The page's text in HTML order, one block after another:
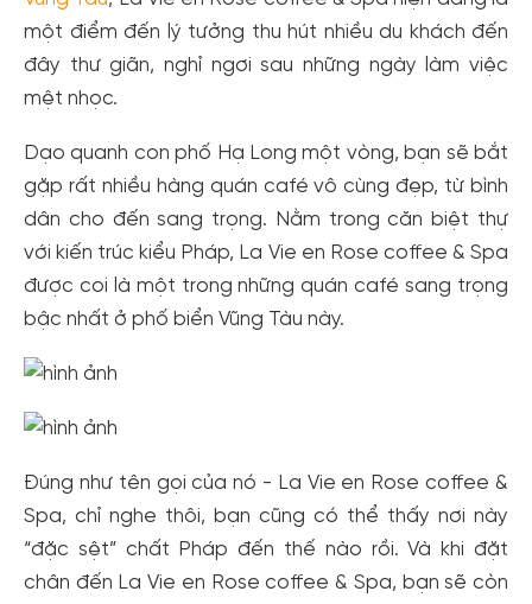
một điểm đến lý tưởng thu hút nhiều du khách đến
đây thư giãn, nghỉ ngơi sau những ngày làm việc
mệt nhọc.
Dạo quanh con phố Hạ Long một vòng, bạn sẽ bắt
gặp rất nhiều hàng quán café vô cùng đẹp, từ bình
dân cho đến sang trọng. Nằm trong căn biệt thự
với kiến trúc kiểu Pháp, La Vie en Rose coffee & Spa
được coi là một trong những quán café sang trọng
bậc nhất ở phố biển Vũng Tàu này.
Đúng như tên gọi của nó - La Vie en Rose coffee &
Spa, chỉ nghe thôi, bạn cũng có thể thấy nơi này
“đặc sệt” chất Pháp đến thế nào rồi. Và khi đặt
chân đến La Vie en Rose coffee & Spa, bạn sẽ còn